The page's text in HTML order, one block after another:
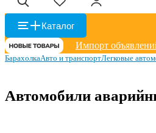
Каталог
Импорт
БарахолкаАвто и транспортЛегковые
Автомобили